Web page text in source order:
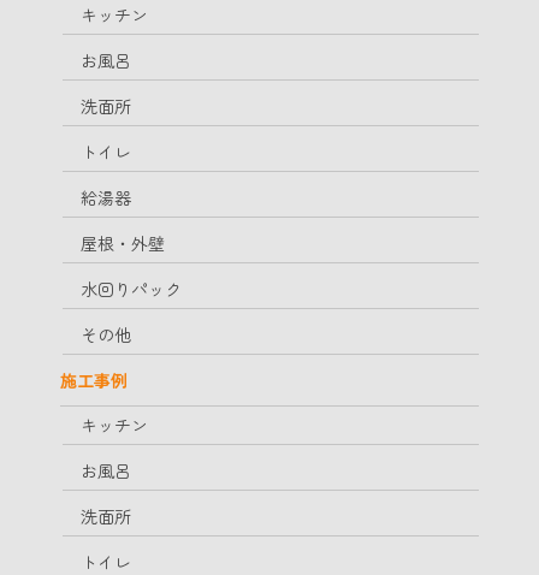
キッチン
お風呂
洗面所
トイレ
給湯器
屋根・外壁
水回りパック
その他
施工事例
キッチン
お風呂
洗面所
トイレ